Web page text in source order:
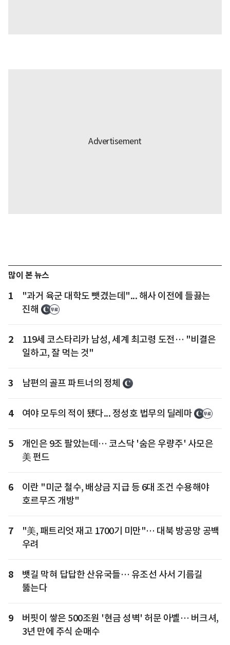
많이 본 뉴스
1
"과거 육군 대학도 뺏겼는데"... 해사 이전에 들끓는
진해
2
119세 코스타리카 남성, 세계 최고령 도전… "비결은
일하고, 잘 먹는 것"
3 남편의 골프 파트너의 정체
4 여야 모두의 적이 됐다... 정성호 법무의 딜레마
5
개인은 9조 팔았는데… 코스닥 '숨은 우량주' 사모은
美 펀드
6
이란 "미군 철수, 배상금 지급 등 6대 조건 수용해야
호르무즈 개방"
7
"美, 패트리엇 재고 1700기 미만"… 대북 방공망 공백
우려
8
뱃길 막혀 답답한 산유국들… 유조선 사서 기름길
뚫는다
9
버핏이 쌓은 500조원 '현금 성벽' 허문 아벨… 버크셔,
3년 만에 주식 순매수